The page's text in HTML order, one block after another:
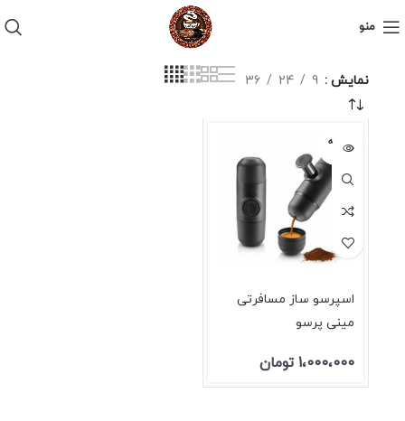
منو
نمایش 9
24
36
فروخته
شده
اسپرسو ساز مسافرتی
مینی پرسو
1،000،000 تومان